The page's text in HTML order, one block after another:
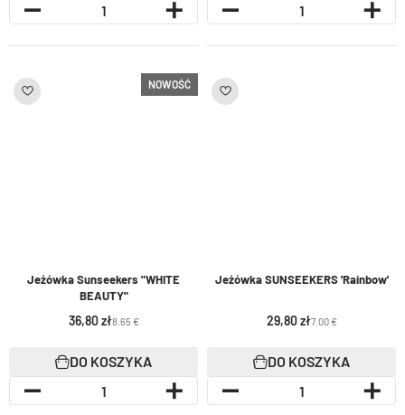
Jeżówka Sunseekers "WHITE
BEAUTY"
36,80 8.65 €
DO KOSZYKA
NOWOŚĆ
Jeżówka SUNSEEKERS 'Rainbow'
29,80 7.00 €
DO KOSZYKA